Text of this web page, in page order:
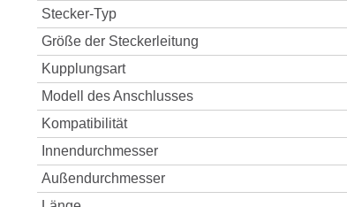
Stecker-Typ
Größe der Steckerleitung
Kupplungsart
Modell des Anschlusses
Kompatibilität
Innendurchmesser
Außendurchmesser